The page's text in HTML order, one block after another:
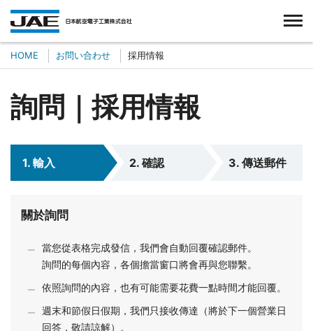
HOME お問い合わせ 採用情報
詢問｜採用情報
1. 輸入 2. 確認 3. 傳送郵件
關於詢問
當您從表格完成發信，我們會自動回覆確認郵件。
詢問的每個內容，各個擔當窗口將會再與您聯繫。
依照詢問的內容，也有可能需要花費一點時間才能回覆。
週末和節假日假期，我們只接收傳達（將於下一個營業日
回答，敬請諒解）。